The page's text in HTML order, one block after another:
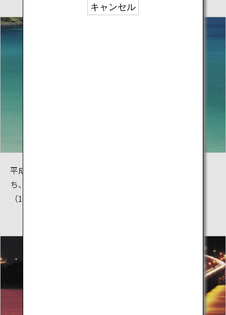
平成12年に開通した角島大橋は、離島に架かる橋のう
ち、無料で渡れる一般道路としては、日本屈指の長さ
（1780ｍ）です。
キャンセル